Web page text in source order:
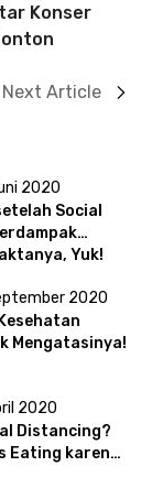
Konser
Next Article
2020
Social
Yuk!
2020
Mengatasinya!
2020
Distancing?
Eating karena